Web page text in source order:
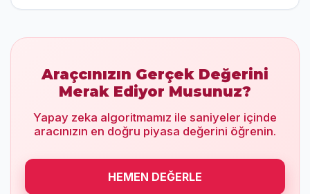
Araçcınızın Gerçek Değerini
Merak Ediyor Musunuz?
Yapay zeka algoritmamız ile saniyeler içinde
aracınızın en doğru piyasa değerini öğrenin.
HEMEN DEĞERLE